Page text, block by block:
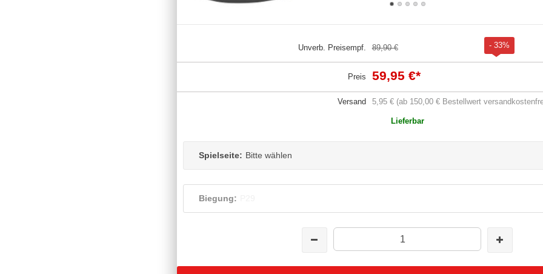
Unverb. Preisempf. 89,90 € - 33%
Preis 59,95 €*
Versand 5,95 € (ab 150,00 € Bestellwert
Lieferbar
Spielseite: Bitte wählen
Biegung: